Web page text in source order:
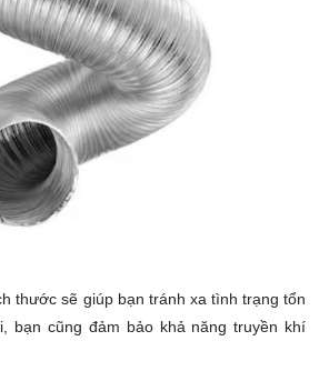
thước sẽ giúp bạn tránh xa tình trạng tổn
bạn cũng đảm bảo khả năng truyền khí